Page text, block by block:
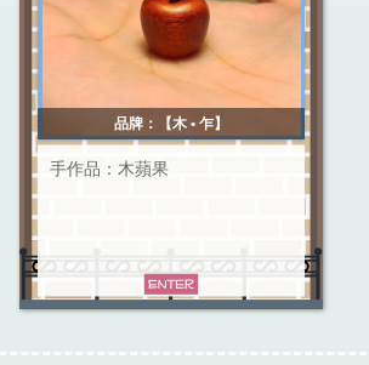
品牌：【木 • 乍】
手作品：木蘋果